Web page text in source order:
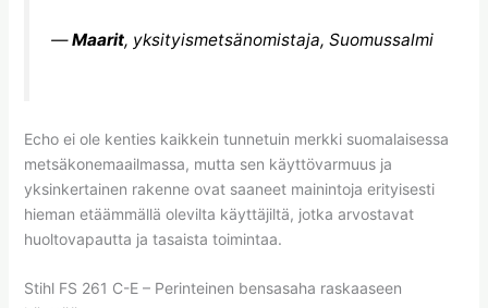
—Maarit, yksityismetsänomistaja, Suomussalmi
Echo ei ole kenties kaikkein tunnetuin merkki suomalaisessa
metsäkonemaailmassa, mutta sen käyttövarmuus ja
yksinkertainen rakenne ovat saaneet mainintoja erityisesti
hieman etäämmällä olevilta käyttäjiltä, jotka arvostavat
huoltovapautta ja tasaista toimintaa.
Stihl FS 261 C-E – Perinteinen bensasaha raskaaseen